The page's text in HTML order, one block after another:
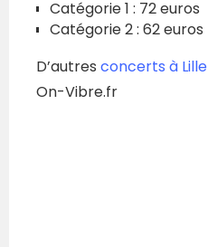
Catégorie 1 : 72 euros
Catégorie 2 : 62 euros
D’autres concerts à Lille
On-Vibre.fr